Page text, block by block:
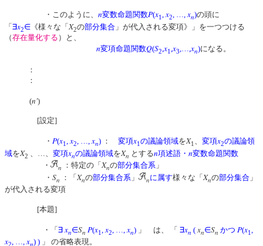
・このように、 n変数命題関数P(x1 x2 xn)の頭に
「∃x2∈ 《様々な「X2の部分集合 」が代入される変項》」を一つつける
（存在量化する ）と、
n変項命題関数Q(S2,x1,x3,…,xn)になる。
：
：
(n')
[設定]
・ P(x1 x2 xn) ： 変項x1の議論領域をX1 変項x2の議論領
域をX2 変項xnの議論領域をXn とするn項述語・ n変数命題関数
・
n ：特定の「 Xnの部分集合系 」
・ Sn ：「 Xnの部分集合系 」 nに属す様々な「 Xnの部分集合 」
が代入される変項
[本題]
・「∃ xn∈Sn P(x1 x2 xn) 」 は、 「 ∃xn ( xn∈Sn かつ P(x1
x2, …,xn) ) 」 の省略表現。